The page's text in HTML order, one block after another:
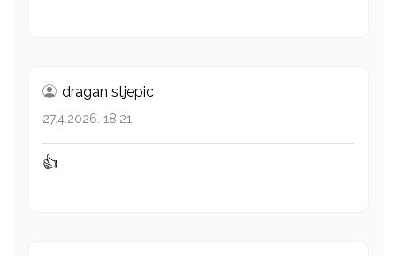
dragan stjepic
27.4.2026. 18:21
👍